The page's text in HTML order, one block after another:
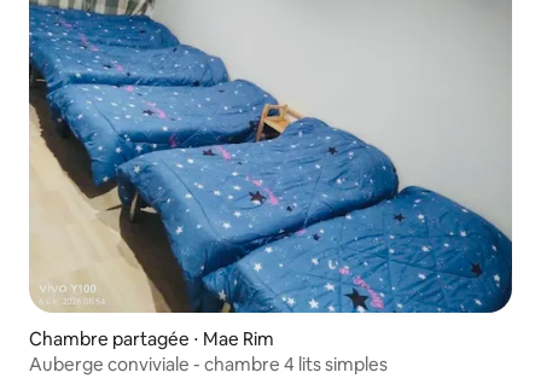
Chambre partagée ⋅ Mae Rim
Auberge conviviale - chambre 4 lits simples